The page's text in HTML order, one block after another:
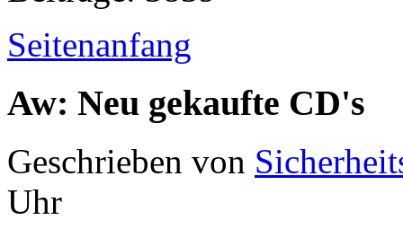
Seitenanfang
Aw: Neu gekaufte CD's
Geschrieben von
Uhr